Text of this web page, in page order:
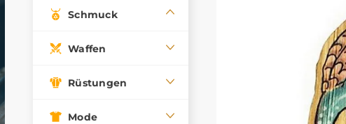
Schmuck
Waffen
Rüstungen
Mode